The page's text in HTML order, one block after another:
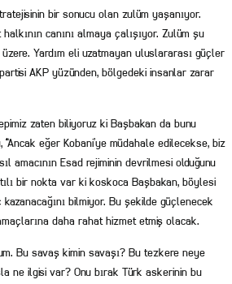
bir sonucu olan zulüm yaşanıyor.
canını almaya çalışıyor. Zulüm şu
Yardım eli uzatmayan uluslararası güçler
AKP yüzünden, bölgedeki insanlar zarar
zaten biliyoruz ki Başbakan da bunu
eğer Kobani’ye müdahale edilecekse, biz
amacının Esad rejiminin devrilmesi olduğunu
bir nokta var ki koskoca Başbakan, böylesi
bilmiyor. Bu şekilde güçlenecek
daha rahat hizmet etmiş olacak.
Bu savaş kimin savaşı? Bu tezkere neye
ne ilgisi var? Onu bırak Türk askerinin bu